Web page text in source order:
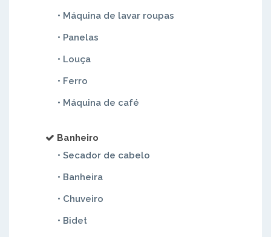
• Máquina de lavar roupas
• Panelas
• Louça
• Ferro
• Máquina de café
Banheiro
• Secador de cabelo
• Banheira
• Chuveiro
• Bidet